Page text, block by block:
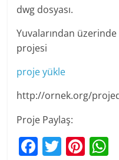
dwg dosyası.
Yuvalarından
projesi
proje yükle
http://ornek.org/
Proje Paylaş:
F T Pi